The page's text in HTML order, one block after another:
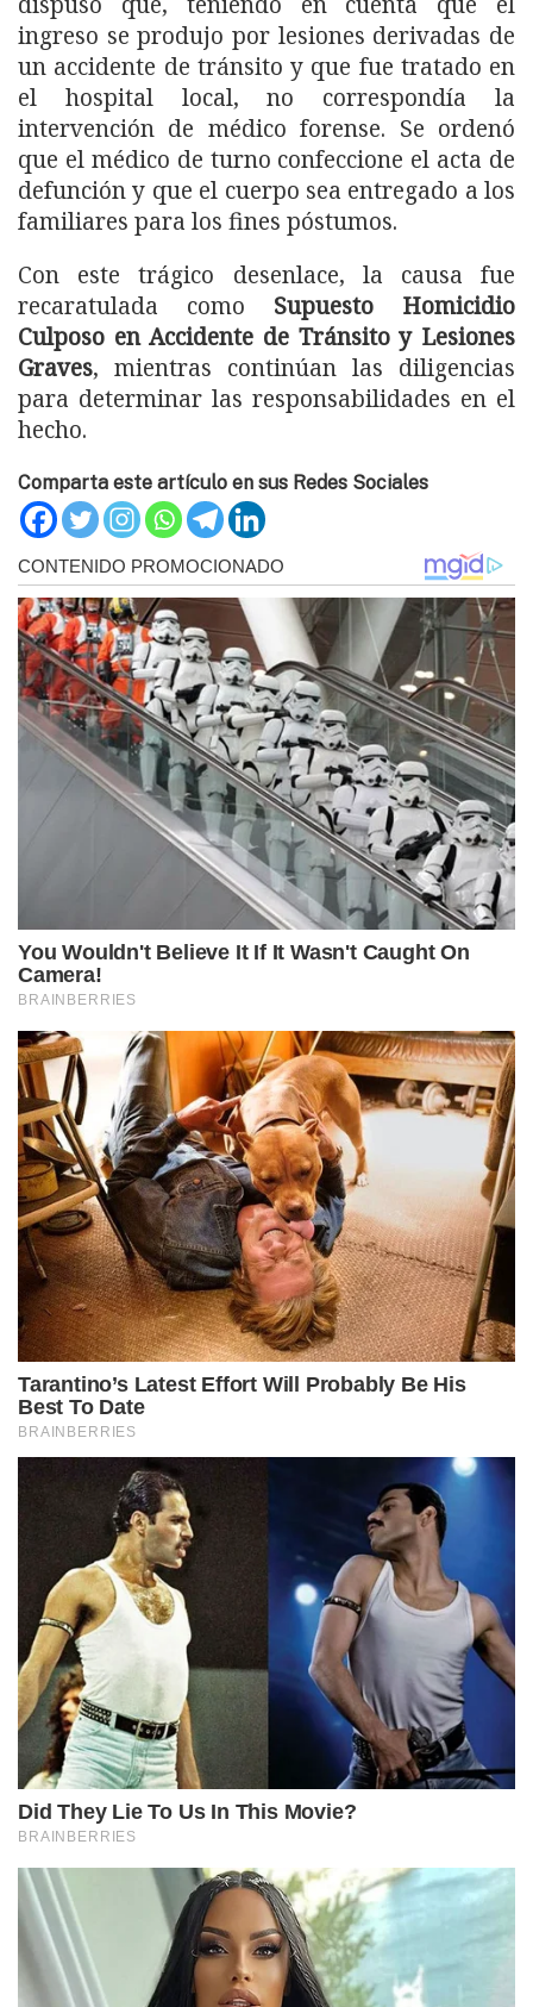
ingreso se produjo por lesiones derivadas de
un accidente de tránsito y que fue tratado en
el hospital local, no correspondía la
intervención de médico forense. Se ordenó
que el médico de turno confeccione el acta de
defunción y que el cuerpo sea entregado a los
familiares para los fines póstumos.
Con este trágico desenlace, la causa fue
recaratulada como Supuesto Homicidio
Culposo en Accidente de Tránsito y Lesiones
Graves, mientras continúan las diligencias
para determinar las responsabilidades en el
hecho.
Comparta este artículo en sus Redes Sociales